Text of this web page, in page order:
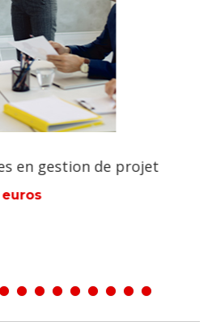
formation. Vous pouvez
Kits scolaires afin de
plusieurs enfants. Ou
qui nous permettrons
écoles, des centres de
plus payantes (gratuites)
régulièrement les
d’aides de nos donateurs et
Module en montage de